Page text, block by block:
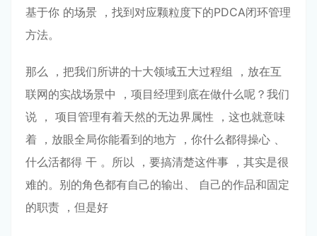
基于你 的场景 ，找到对应颗粒度下的PDCA闭环管理
⽅法。
那么 ，把我们所讲的⼗⼤领域五⼤过程组 ，放在互
联⽹的实战场景中 ，项⽬经理到底在做什么呢？我们
说 ， 项⽬管理有着天然的⽆边界属性 ，这也就意味
着 ，放眼全局你能看到的地⽅ ，你什么都得操⼼ 、
什么活都得 ⼲ 。所以 ，要搞清楚这件事 ，其实是很
难的。别的⻆⾊都有⾃⼰的输出、 ⾃⼰的作品和固定
的职责 ，但是好